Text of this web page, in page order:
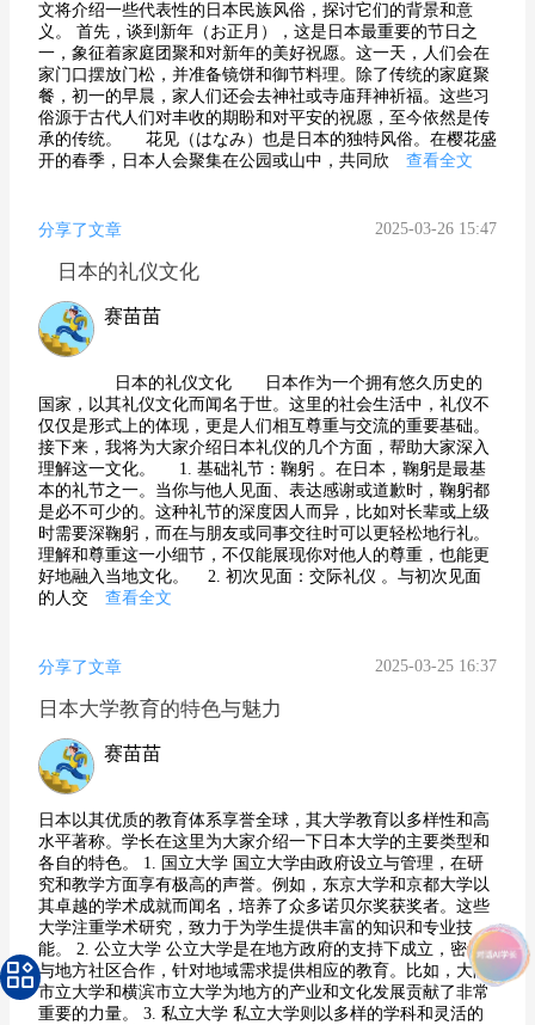
文将介绍一些代表性的日本民族风俗，探讨它们的背景和意
义。 首先，谈到新年（お正月），这是日本最重要的节日之
一，象征着家庭团聚和对新年的美好祝愿。这一天，人们会在
家门口摆放门松，并准备镜饼和御节料理。除了传统的家庭聚
餐，初一的早晨，家人们还会去神社或寺庙拜神祈福。这些习
俗源于古代人们对丰收的期盼和对平安的祝愿，至今依然是传
承的传统。 花见（はなみ）也是日本的独特风俗。在樱花盛
开的春季，日本人会聚集在公园或山中，共同欣
查看全文
分享了文章 2025-03-26 15:47
日本的礼仪文化
赛苗苗
日本的礼仪文化 日本作为一个拥有悠久历史的
国家，以其礼仪文化而闻名于世。这里的社会生活中，礼仪不
仅仅是形式上的体现，更是人们相互尊重与交流的重要基础。
接下来，我将为大家介绍日本礼仪的几个方面，帮助大家深入
理解这一文化。 1. 基础礼节：鞠躬 。在日本，鞠躬是最基
本的礼节之一。当你与他人见面、表达感谢或道歉时，鞠躬都
是必不可少的。这种礼节的深度因人而异，比如对长辈或上级
时需要深鞠躬，而在与朋友或同事交往时可以更轻松地行礼。
理解和尊重这一小细节，不仅能展现你对他人的尊重，也能更
好地融入当地文化。 2. 初次见面：交际礼仪 。与初次见面
的人交
查看全文
分享了文章 2025-03-25 16:37
日本大学教育的特色与魅力
赛苗苗
日本以其优质的教育体系享誉全球，其大学教育以多样性和高
水平著称。学长在这里为大家介绍一下日本大学的主要类型和
各自的特色。 1. 国立大学 国立大学由政府设立与管理，在研
究和教学方面享有极高的声誉。例如，东京大学和京都大学以
其卓越的学术成就而闻名，培养了众多诺贝尔奖获奖者。这些
大学注重学术研究，致力于为学生提供丰富的知识和专业技
能。 2. 公立大学 公立大学是在地方政府的支持下成立，密切
与地方社区合作，针对地域需求提供相应的教育。比如，大阪
市立大学和横滨市立大学为地方的产业和文化发展贡献了非常
重要的力量。 3. 私立大学 私立大学则以多样的学科和灵活的